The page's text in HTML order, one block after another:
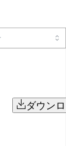
ダウン